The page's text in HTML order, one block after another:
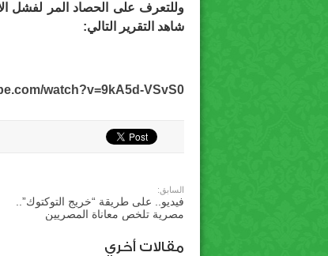
وللتعرف على الحصاد المر لفشل
شاهد التقرير التالي:
watch?v=9kA5d-VSvS0
السابق:
فيديو.. على طريقة “خريج التوكتوك”..
مصرية تلخص معاناة المصريين
مقالات أخري